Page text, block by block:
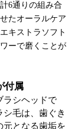
6通りの組み合
たオーラルケア
キストラソフト
ーで磨くことが
付属
ラシヘッドで
毛は、歯ぐき
元となる歯垢を